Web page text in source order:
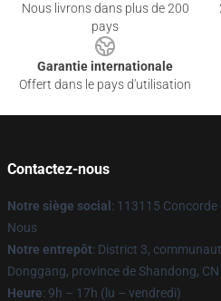
Nous livrons dans plus de 200
pays
Garantie internationale
Offert dans le pays d'utilisation
Contactez-nous
Notre siège social : 113115 Concorde
Nous
Notre entrepôt: District 3,
Donggang, province de Shandong, CN
Heure: 9h – 17h (lu – vendredi)